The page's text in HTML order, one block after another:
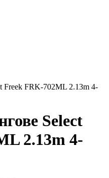
Freek FRK-702ML 2.13m 4-
Select
2.13m 4-